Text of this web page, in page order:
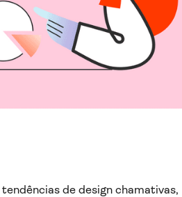
de design chamativas,